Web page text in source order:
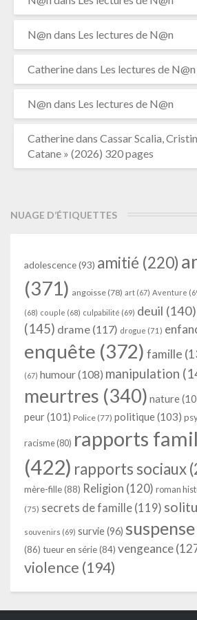
N@n dans Les lectures de N@n
Catherinedans Les lectures de N@n
N@n dans Les lectures de N@n
Catherinedans Cassar Scalia,
Catane » (2026) 320 pages
NUAGE D’ÉTIQUETTES
adolescence(93) amitié (220)
(371) angoisse (78) art (67) Aventure
(68) couple (68) culpabilité (69) deuil (140)
(145) drame (117) drogue (71)
enquête (372) famille
(67) humour(108) manipulation
meurtres (340) nature
peur(101) Police (77) politique(103)
racisme (80) rapports
(422) rapports sociaux
mère-fille(88) Religion (120) roman
(75) secrets de famille (119)
souvenirs (69) survie(96) suspense
(86) tueur en série(84) vengeance
violence (194)